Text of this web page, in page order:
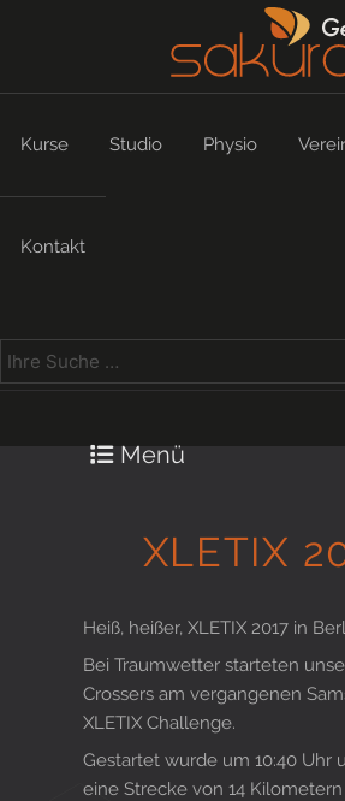
Kurse Studio Physio
Kontakt
Menü
Gesund in Form
Sauna- und
Aktiv für Ihre
XLETIX
Heiß, heißer, XLETIX 2017 in
Bei Traumwetter starteten
Crossers am vergangenen
XLETIX Challenge.
Gestartet wurde um 10:40 Uhr
eine Strecke von 14